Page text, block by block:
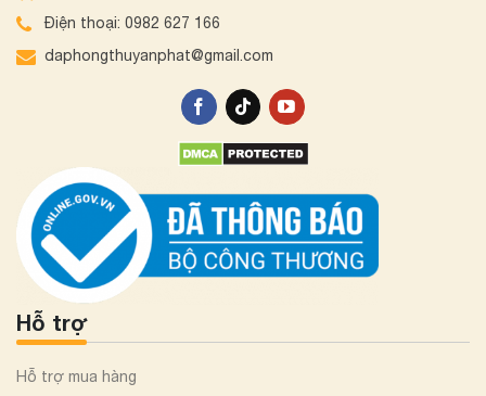
Điện thoại: 0982 627 166
daphongthuyanphat@gmail.com
Hỗ trợ
Hỗ trợ mua hàng